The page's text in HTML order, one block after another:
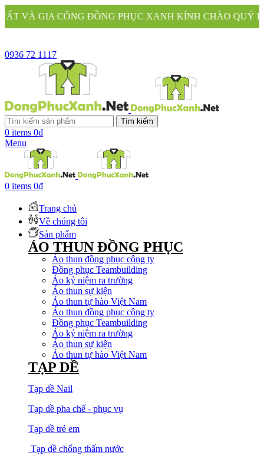
PHỤC XANH KÍNH CHÀO QUÝ KHÁCH
0936 72 1117
Tìm kiếm
0 items 0₫
Menu
0 items 0₫
Trang chủ
Về chúng tôi
Sản phẩm
ÁO THUN ĐỒNG PHỤC
Áo thun đồng phục công ty
Đồng phục Teambuilding
Áo kỷ niệm ra trường
Áo thun sự kiện
Áo thun tự hào Việt Nam
Áo thun đồng phục công ty
Đồng phục Teambuilding
Áo kỷ niệm ra trường
Áo thun sự kiện
Áo thun tự hào Việt Nam
TẠP DỀ
Tạp dề Nail
Tạp dề pha chế - phục vụ
Tạp dề trẻ em
Tạp dề chống thấm nước